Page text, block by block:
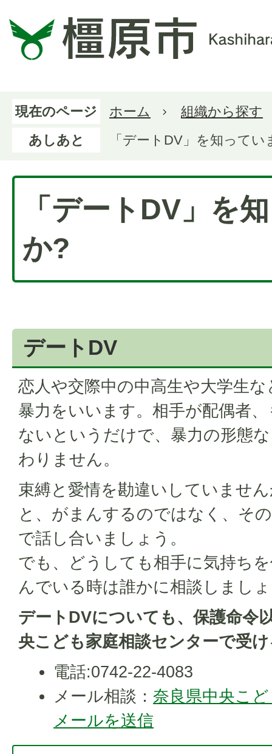
現在のページ ホーム
組織から探す
あしあと
「デートDV」を知ってい
「デートDV」を
か?
デートDV
恋人や交際中の中高生や大学生
暴力をいいます。相手が配偶者
ないというだけで、暴力の形態
わりません。
束縛と愛情を勘違いしていませ
と、がまんするのではなく、そ
で話し合いましょう。
でも、どうしても相手に気持ち
んでいる時は誰かに相談しまし
デートDVについても、保護命令
央こども家庭相談センターで受
電話:0742-22-4083
メール相談：奈良県中央こ
メールを送信